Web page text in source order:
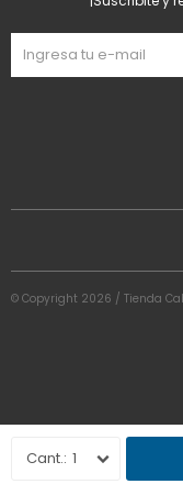
1
© Copyright 2026 / Tienda